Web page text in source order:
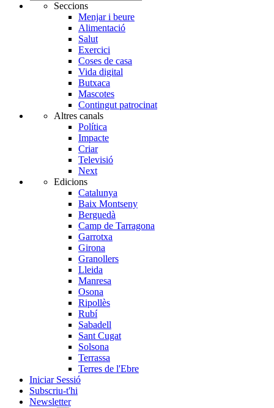
Seccions
Menjar i beure
Alimentació
Salut
Exercici
Coses de casa
Vida digital
Butxaca
Mascotes
Contingut patrocinat
Altres canals
Política
Impacte
Criar
Televisió
Next
Edicions
Catalunya
Baix Montseny
Berguedà
Camp de Tarragona
Garrotxa
Girona
Granollers
Lleida
Manresa
Osona
Ripollès
Rubí
Sabadell
Sant Cugat
Solsona
Terrassa
Terres de l'Ebre
Iniciar Sessió
Subscriu-t'hi
Newsletter